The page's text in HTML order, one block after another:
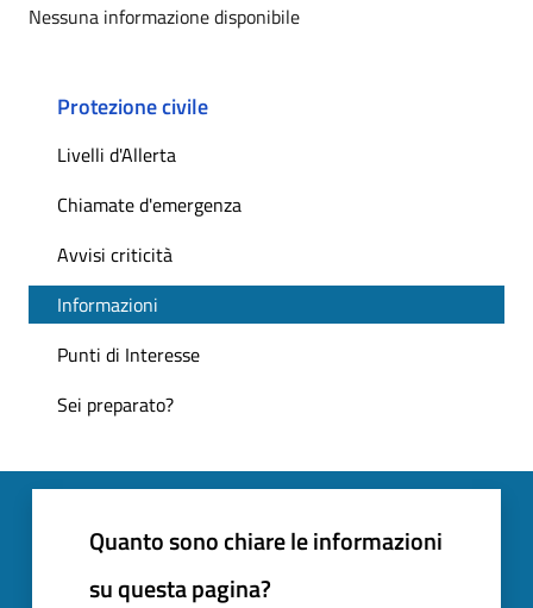
Nessuna informazione disponibile
Protezione civile
Livelli d'Allerta
Chiamate d'emergenza
Avvisi criticità
Informazioni
Punti di Interesse
Sei preparato?
Quanto sono chiare le informazioni
su questa pagina?